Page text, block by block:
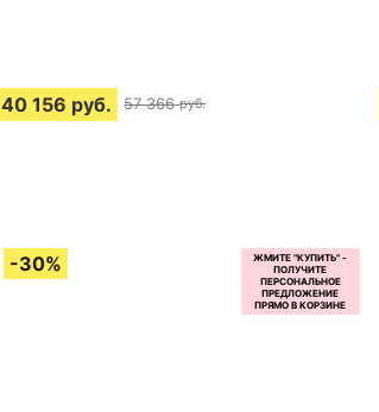
40 156 руб. 57 366 руб.